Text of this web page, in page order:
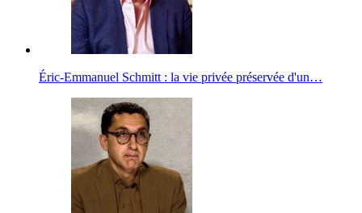
Éric-Emmanuel Schmitt : la vie privée préservée d'un…